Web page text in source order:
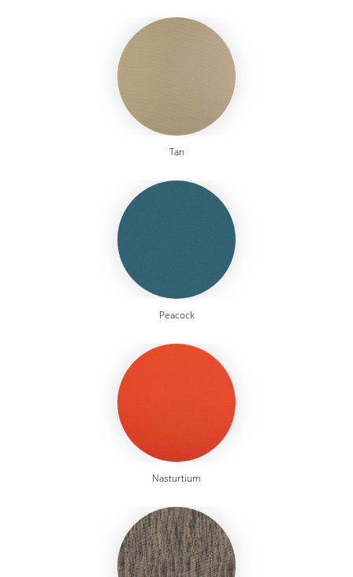
Tan
Peacock
Nasturtium